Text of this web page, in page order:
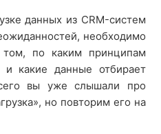
массовые обновления в
данных из CRM-систем
необходимо
по каким принципам
и какие данные отбирает
вы уже слышали про
но повторим его на